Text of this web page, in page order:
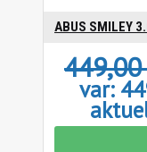
ABUS SMILEY
var: